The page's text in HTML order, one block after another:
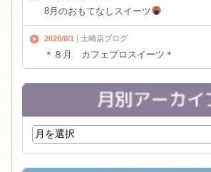
8月のおもてなしスイーツ
2026/8/1 土崎店ブログ
＊８月 カフェプロスイーツ＊